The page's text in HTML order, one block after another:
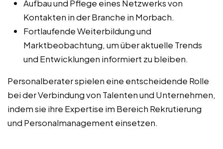
Aufbau und Pflege eines Netzwerks von
Kontakten in der Branche in Morbach.
Fortlaufende Weiterbildung und
Marktbeobachtung, um über aktuelle Trends
und Entwicklungen informiert zu bleiben.
Personalberater spielen eine entscheidende Rolle
bei der Verbindung von Talenten und Unternehmen,
indem sie ihre Expertise im Bereich Rekrutierung
und Personalmanagement einsetzen.